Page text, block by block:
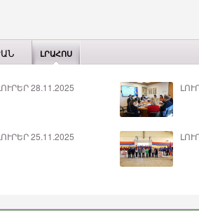
ԼՐԱՀՈՍ
28.11.2025
25.11.2025